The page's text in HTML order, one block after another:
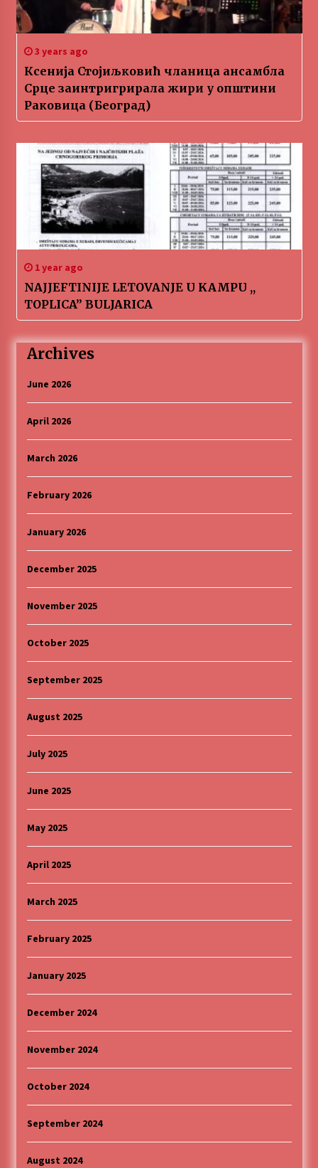
3 years ago
Ксенија Стојиљковић чланица ансамбла
Срце заинтригрирала жири у општини
Раковица (Београд)
1 year ago
NAJJEFTINIJE LETOVANJE U KAMPU ,,
TOPLICA” BULJARICA
Archives
June 2026
April 2026
March 2026
February 2026
January 2026
December 2025
November 2025
October 2025
September 2025
August 2025
July 2025
June 2025
May 2025
April 2025
March 2025
February 2025
January 2025
December 2024
November 2024
October 2024
September 2024
August 2024